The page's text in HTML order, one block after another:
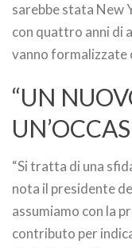
sarebbe stata New
con quattro anni di
vanno formalizzate
“UN
“Si tratta di una
nota il presidente
assumiamo con la
contributo per